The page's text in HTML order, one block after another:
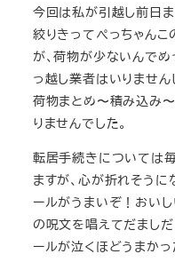
今回は私が引越し前日
絞りきってぺっちゃん
が、荷物が少ないんで
っ越し業者はいりません
荷物まとめ〜積み込み
りませんでした。
転居手続きについては
ますが、心が折れそう
ールがうまいぞ！おい
の呪文を唱えてだまし
ールが泣くほどうまかっ